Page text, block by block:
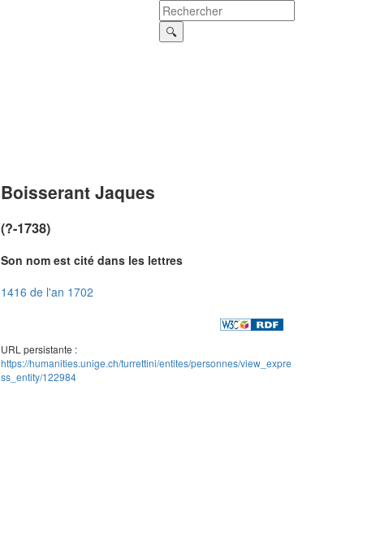
Boisserant Jaques
(?-1738)
Son nom est cité dans les lettres
1416 de l'an 1702
URL persistante :
https://humanities.unige.ch/turrettini/entites/personnes/view_expre
ss_entity/122984